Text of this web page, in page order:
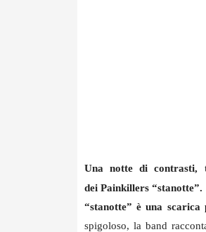
Una notte di contrasti,
dei Painkillers “stanotte”.
“stanotte” è una
spigoloso, la band